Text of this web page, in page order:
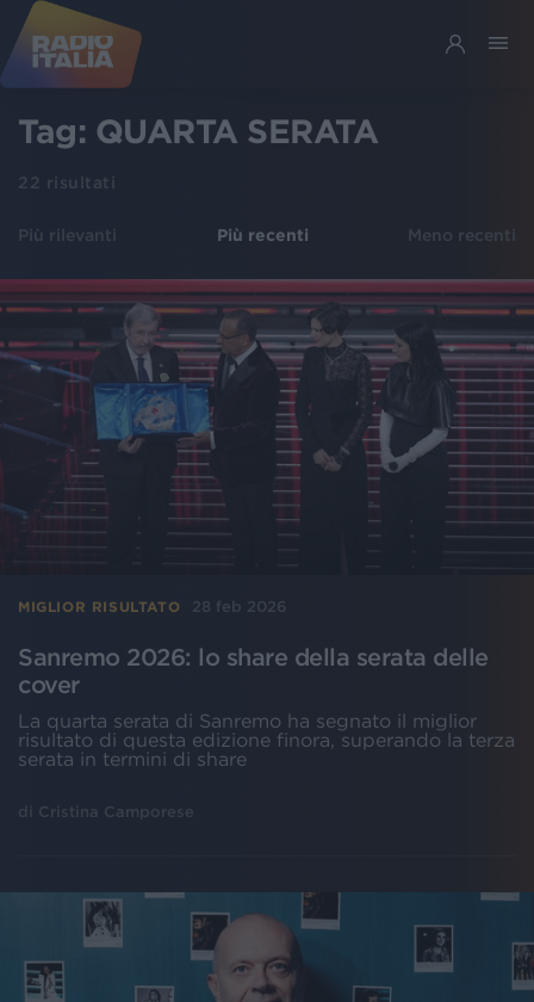
Tag: QUARTA SERATA
22 risultati
Più rilevanti Più recenti Meno recenti
MIGLIOR RISULTATO 28 feb 2026
Sanremo 2026: lo share della serata delle
cover
La quarta serata di Sanremo ha segnato il miglior
risultato di questa edizione finora, superando la terza
serata in termini di share
di Cristina Camporese